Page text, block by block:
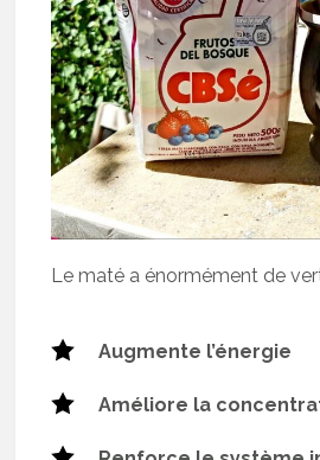
Le maté a énormément de
Augmente l’énergie
Améliore la